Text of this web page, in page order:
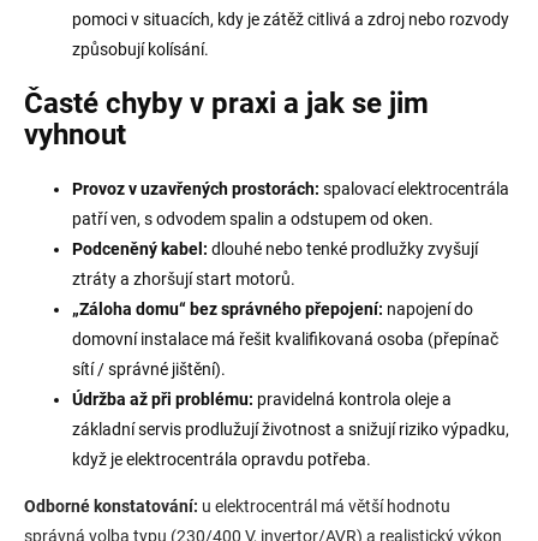
pomoci v situacích, kdy je zátěž citlivá a zdroj nebo rozvody
způsobují kolísání.
Časté chyby v praxi a jak se jim
vyhnout
Provoz v uzavřených prostorách: spalovací elektrocentrála
patří ven, s odvodem spalin a odstupem od oken.
Podceněný kabel: dlouhé nebo tenké prodlužky zvyšují
ztráty a zhoršují start motorů.
„Záloha domu“ bez správného přepojení: napojení do
domovní instalace má řešit kvalifikovaná osoba (přepínač
sítí / správné jištění).
Údržba až při problému: pravidelná kontrola oleje a
základní servis prodlužují životnost a snižují riziko výpadku,
když je elektrocentrála opravdu potřeba.
Odborné konstatování: u elektrocentrál má větší hodnotu
správná volba typu (230/400 V, invertor/AVR) a realistický výkon